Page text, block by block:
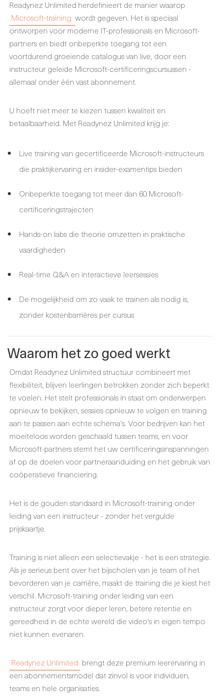
Readynez Unlimited herdefinieert de manier waarop
Microsoft-training wordt gegeven. Het is speciaal
ontworpen voor moderne IT-professionals en Microsoft-
partners en biedt onbeperkte toegang tot een
voortdurend groeiende catalogus van live, door een
instructeur geleide Microsoft-certificeringscursussen -
allemaal onder één vast abonnement.
U hoeft niet meer te kiezen tussen kwaliteit en
betaalbaarheid. Met Readynez Unlimited krijg je:
Live training van gecertificeerde Microsoft-instructeurs
die praktijkervaring en insider-examentips bieden
Onbeperkte toegang tot meer dan 60 Microsoft-
certificeringstrajecten
Hands-on labs die theorie omzetten in praktische
vaardigheden
Real-time Q&A en interactieve leersessies
De mogelijkheid om zo vaak te trainen als nodig is,
zonder kostenbarrières per cursus
Waarom het zo goed werkt
Omdat Readynez Unlimited structuur combineert met
flexibiliteit, blijven leerlingen betrokken zonder zich beperkt
te voelen. Het stelt professionals in staat om onderwerpen
opnieuw te bekijken, sessies opnieuw te volgen en training
aan te passen aan echte schema's. Voor bedrijven kan het
moeiteloos worden geschaald tussen teams, en voor
Microsoft-partners stemt het uw certificeringsinspanningen
af op de doelen voor partneraanduiding en het gebruik van
coöperatieve financiering.
Het is de gouden standaard in Microsoft-training onder
leiding van een instructeur - zonder het vergulde
prijskaartje.
Training is niet alleen een selectievakje - het is een strategie.
Als je serieus bent over het bijscholen van je team of het
bevorderen van je carrière, maakt de training die je kiest het
verschil. Microsoft-training onder leiding van een
instructeur zorgt voor dieper leren, betere retentie en
gereedheid in de echte wereld die video's in eigen tempo
niet kunnen evenaren.
Readynez Unlimited brengt deze premium leerervaring in
een abonnementsmodel dat zinvol is voor individuen,
teams en hele organisaties.